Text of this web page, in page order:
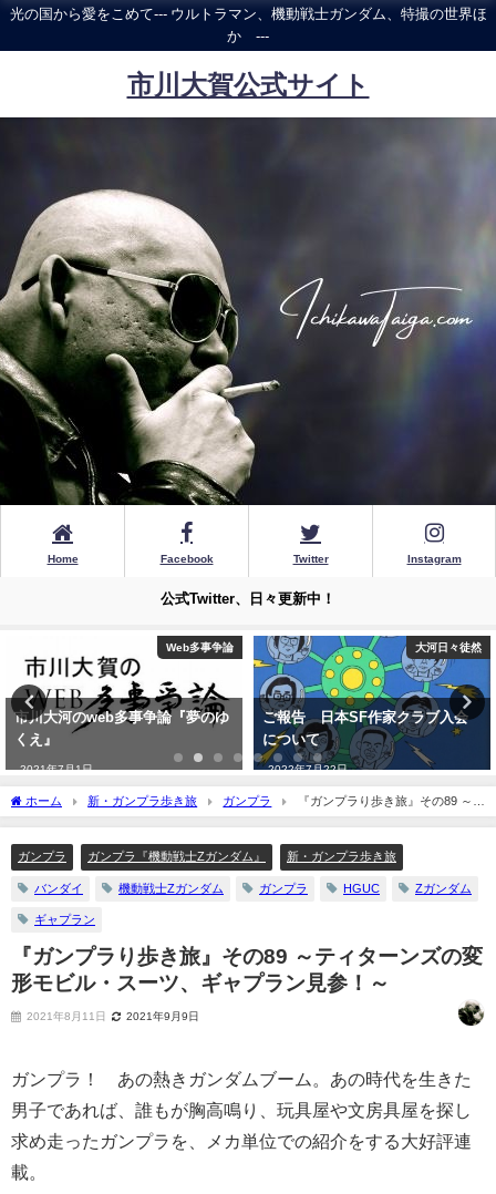
光の国から愛をこめて--- ウルトラマン、機動戦士ガンダム、特撮の世界ほ
か ---
市川大賀公式サイト
Home Facebook Twitter Instagram
公式Twitter、日々更新中！
大河日々徒然
ご報告 日本SF作家クラブ入会
について
2022年7月22日
ウルトラマン
ウルトラマン 第１話『ウルトラ
作戦第一号』
2021年6月24日
ホーム 新・ガンプラ歩き旅 ガンプラ
『ガンプラり歩き旅』その89 ～テ
ィターンズの変形モビル・スーツ、ギャプラン見参！～
ガンプラ ガンプラ『機動戦士Zガンダム』 新・ガンプラ歩き旅
バンダイ 機動戦士Zガンダム ガンプラ HGUC Zガンダム
ギャプラン
『ガンプラり歩き旅』その89 ～ティターンズの変
形モビル・スーツ、ギャプラン見参！～
2021年8月11日 2021年9月9日
ガンプラ！ あの熱きガンダムブーム。あの時代を生きた
男子であれば、誰もが胸高鳴り、玩具屋や文房具屋を探し
求め走ったガンプラを、メカ単位での紹介をする大好評連
載。